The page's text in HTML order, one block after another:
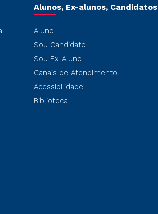
Alunos, Ex-alunos, Candidatos
Aluno
Sou Candidato
Sou Ex-Aluno
Canais de Atendimento
Acessibilidade
Biblioteca